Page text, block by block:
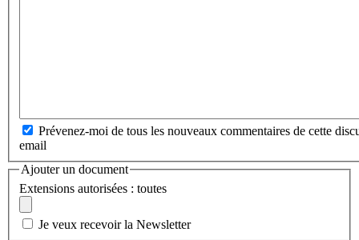
Prévenez-moi de tous les nouveaux commentaires de cette
email
Ajouter un document
Extensions autorisées : toutes
Je veux recevoir la Newsletter